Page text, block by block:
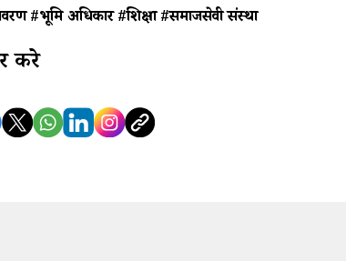
#भूमि अधिकार #शिक्षा #समाजसेवी संस्था
करे